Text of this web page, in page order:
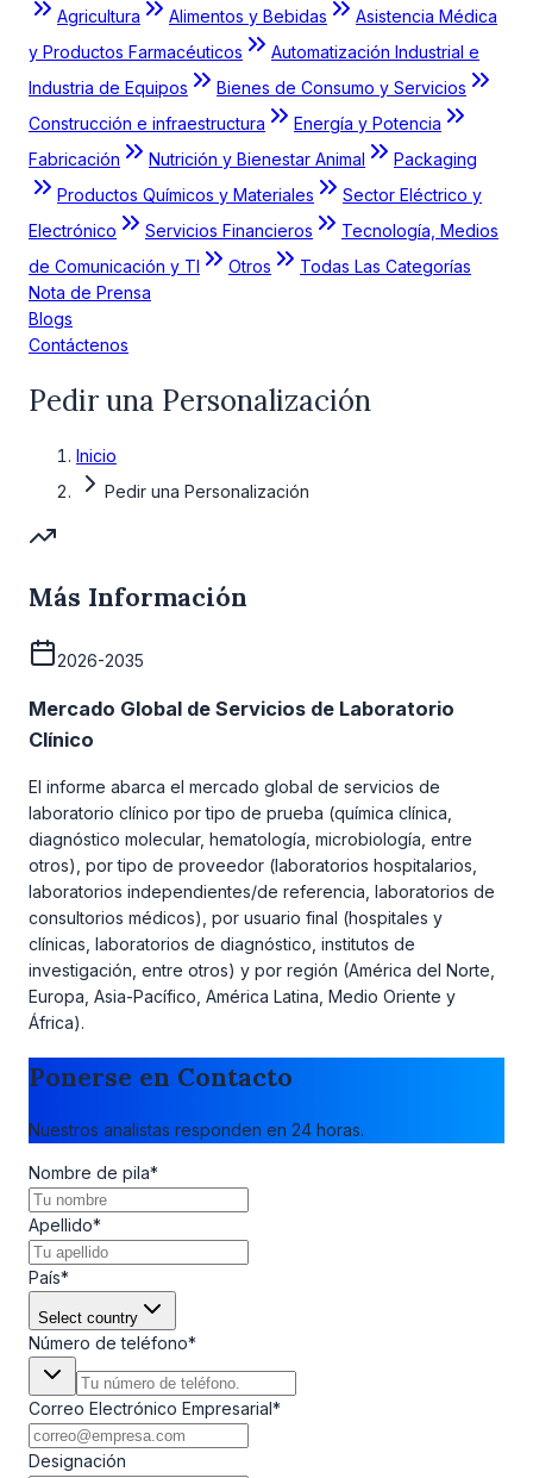
Agricultura Alimentos y Bebidas
Asistencia Médica
y Productos Farmacéuticos
Automatización Industrial e
Industria de Equipos
Bienes de Consumo y Servicios
Construcción e infraestructura
Energía y Potencia
Fabricación
Nutrición y Bienestar Animal
Packaging
Productos Químicos y Materiales
Sector Eléctrico y
Electrónico
Servicios Financieros
Tecnología, Medios
de Comunicación y TI
Otros
Todas Las Categorías
Nota de Prensa
Blogs
Contáctenos
Pedir una Personalización
Inicio
Pedir una Personalización
Más Información
2026-2035
Mercado Global de Servicios de Laboratorio
Clínico
El informe abarca el mercado global de servicios de
laboratorio clínico por tipo de prueba (química clínica,
diagnóstico molecular, hematología, microbiología, entre
otros), por tipo de proveedor (laboratorios hospitalarios,
laboratorios independientes/de referencia, laboratorios de
consultorios médicos), por usuario final (hospitales y
clínicas, laboratorios de diagnóstico, institutos de
investigación, entre otros) y por región (América del Norte,
Europa, Asia-Pacífico, América Latina, Medio Oriente y
África).
Ponerse en Contacto
Nuestros analistas responden en 24 horas.
Nombre de pila*
Apellido*
País*
Select country
Número de teléfono*
Correo Electrónico Empresarial*
Designación